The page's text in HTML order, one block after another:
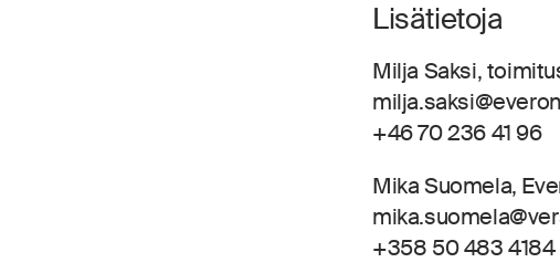
Lisätietoja
Milja Saksi,
+46 70 236 41 96
Mika Suomela,
+358 50 483 4184